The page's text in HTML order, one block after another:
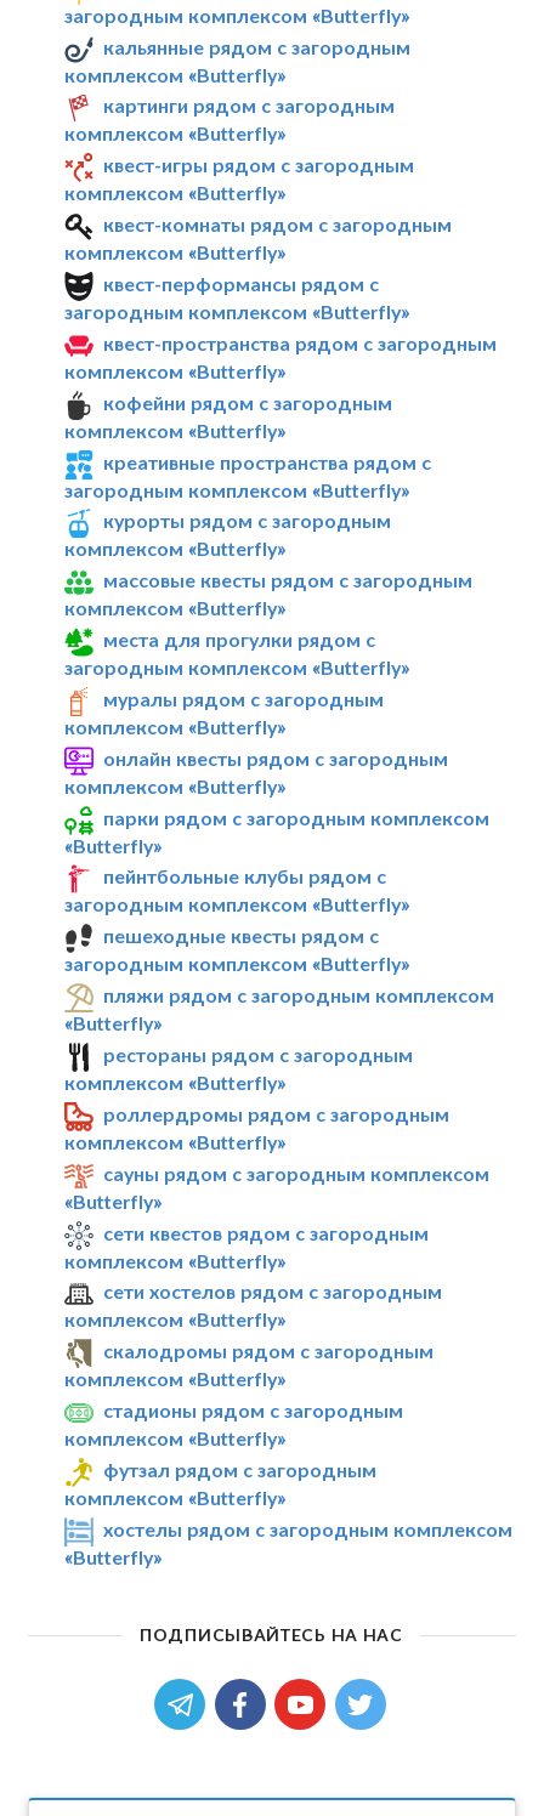
загородным комплексом «Butterfly»
кальянные рядом с загородным
комплексом «Butterfly»
картинги рядом с загородным
комплексом «Butterfly»
квест-игры рядом с загородным
комплексом «Butterfly»
квест-комнаты рядом с загородным
комплексом «Butterfly»
квест-перформансы рядом с
загородным комплексом «Butterfly»
квест-пространства рядом с загородным
комплексом «Butterfly»
кофейни рядом с загородным
комплексом «Butterfly»
креативные пространства рядом с
загородным комплексом «Butterfly»
курорты рядом с загородным
комплексом «Butterfly»
массовые квесты рядом с загородным
комплексом «Butterfly»
места для прогулки рядом с
загородным комплексом «Butterfly»
муралы рядом с загородным
комплексом «Butterfly»
онлайн квесты рядом с загородным
комплексом «Butterfly»
парки рядом с загородным комплексом
«Butterfly»
пейнтбольные клубы рядом с
загородным комплексом «Butterfly»
пешеходные квесты рядом с
загородным комплексом «Butterfly»
пляжи рядом с загородным комплексом
«Butterfly»
рестораны рядом с загородным
комплексом «Butterfly»
роллердромы рядом с загородным
комплексом «Butterfly»
сауны рядом с загородным комплексом
«Butterfly»
сети квестов рядом с загородным
комплексом «Butterfly»
сети хостелов рядом с загородным
комплексом «Butterfly»
скалодромы рядом с загородным
комплексом «Butterfly»
стадионы рядом с загородным
комплексом «Butterfly»
футзал рядом с загородным
комплексом «Butterfly»
хостелы рядом с загородным комплексом
«Butterfly»
ПОДПИСЫВАЙТЕСЬ НА НАС